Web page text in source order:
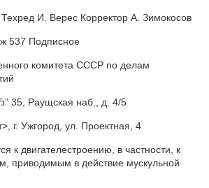
И. Верес Корректор А. Зимокосов
537 Подписное
комитета СССР по делам
35, Раущская наб., д. 4/5
г. Ужгород, ул. Проектная, 4
к двигателестроению, в частности, к
приводимым в действие мускульной